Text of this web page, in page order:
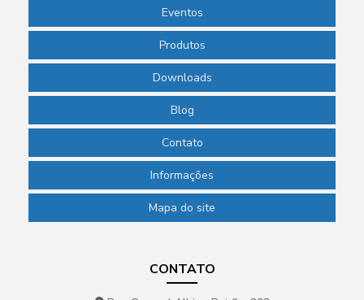
Eventos
Produtos
Downloads
Blog
Contato
Informações
Mapa do site
CONTATO